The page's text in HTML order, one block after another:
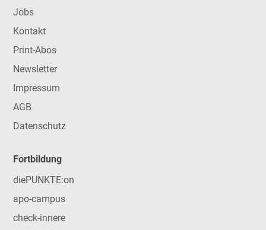
Jobs
Kontakt
Print-Abos
Newsletter
Impressum
AGB
Datenschutz
Fortbildung
diePUNKTE:on
apo-campus
check-innere